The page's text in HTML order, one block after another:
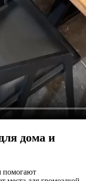
дома и
помогают